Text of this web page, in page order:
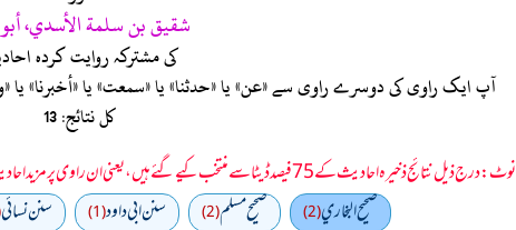
شقيق بن سلمة الأسدي،
کی مشترکہ روایت کردہ
آپ ایک راوی کی دوسرے راوی سے «عن» یا «حدثنا» یا «سمعت» یا «أخبرنا»
کل نتائج: 13
نوٹ: درج ذیل نتائج ذخیرہ احادیث کے 75 فیصد ڈیٹا سے منتخب کیے گئے ہیں، یعنی ان راوی پر مزید احادیث بھی موجود ہو سکتی ہیں، اس لیے ان نتائج کو ابتدائی (اندازاً) سمجھا جائے۔
صحيح البخاري(2) صحيح مسلم(2) سنن ابي داود(1) سنن نسائي